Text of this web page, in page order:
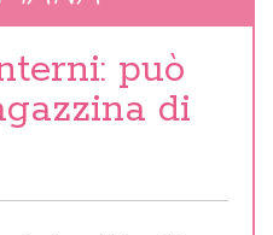
può
di